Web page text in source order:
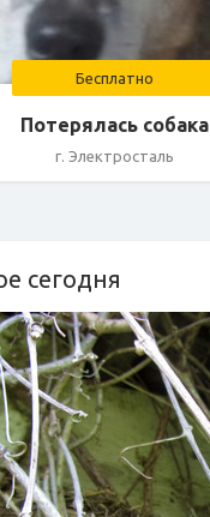
Бесплатно
Потерялась собака
г. Электросталь
сегодня